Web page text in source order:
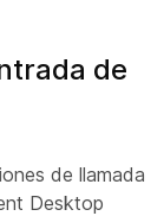
de
de llamada
Desktop